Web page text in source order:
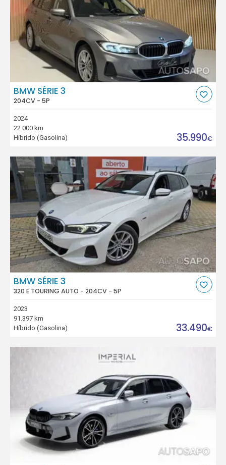
BMW SÉRIE 3
204CV - 5P
2024
22.000 km
Híbrido (Gasolina)
35.990€
BMW SÉRIE 3
320 E TOURING AUTO - 204CV - 5P
2023
91.397 km
Híbrido (Gasolina)
33.490€